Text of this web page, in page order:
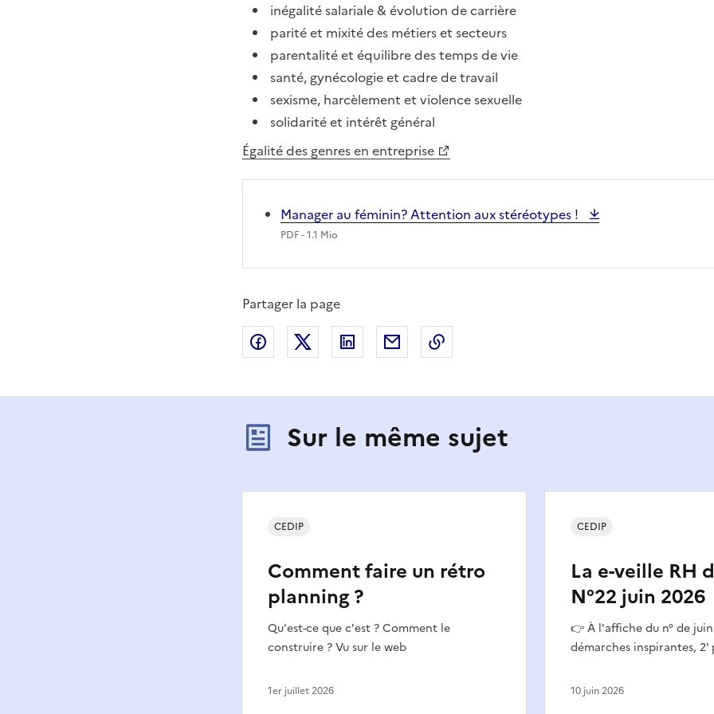
inégalité salariale & évolution de carrière
parité et mixité des métiers et secteurs
parentalité et équilibre des temps de vie
santé, gynécologie et cadre de travail
sexisme, harcèlement et violence sexuelle
solidarité et intérêt général
Égalité des genres en entreprise
Manager au féminin? Attention aux stéréotypes !
PDF- 1.1 Mio
Partager la page
Partager sur Facebook
Partager sur XPartager sur LinkedIn
Partager par email
Sur le même sujet
Comment faire un rétro
planning ?
Qu'est-ce que c'est ? Comment le
construire ? Vu sur le web
CEDIP
1er juillet 2026
La e-veille RH
N°22 juin 2026
👉 À l'affiche du n° de
démarches inspirantes, 2'
CEDIP
10 juin 2026